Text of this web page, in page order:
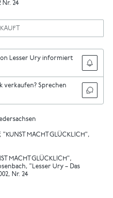
Nr. 24
Lesser Ury informiert
verkaufen? Sprechen
MACHT GLÜCKLICH",
MACHT GLÜCKLICH",
"Lesser Ury – Das
Nr. 24